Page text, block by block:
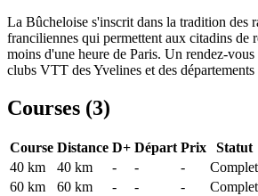
La Bûcheloise s'inscrit dans la tradition des
franciliennes qui permettent aux citadins de
moins d'une heure de Paris. Un rendez-
clubs VTT des Yvelines et des départements
Courses (3)
Course Distance D+ Départ Prix
Statut
40 km
40 km - - -
Complet
60 km
60 km - - -
Complet